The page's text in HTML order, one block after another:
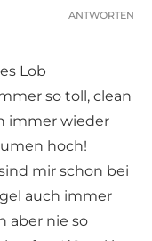
Lob
so toll, clean
immer wieder
hoch!
mir schon bei
auch immer
aber nie so
ANTWORTEN